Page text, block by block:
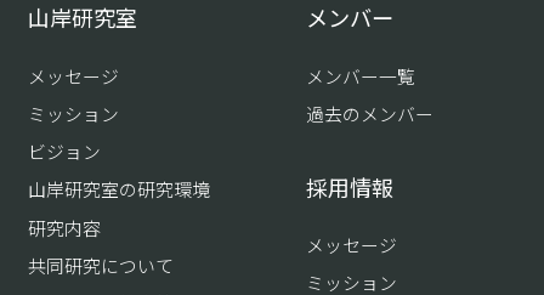
山岸研究室
メッセージ
ミッション
ビジョン
山岸研究室の研究環境
研究内容
共同研究について
メンバー
メンバー一覧
過去のメンバー
採用情報
メッセージ
ミッション